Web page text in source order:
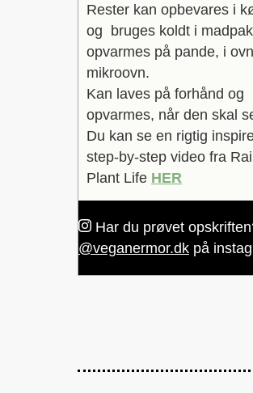
Rester kan opbevares i
og bruges koldt i
opvarmes på pande, i
mikroovn.
Kan laves på forhånd og
opvarmes, når den skal
Du kan se en rigtig
step-by-step video fra
Plant Life HER
Har du prøvet
@veganermor.dk på